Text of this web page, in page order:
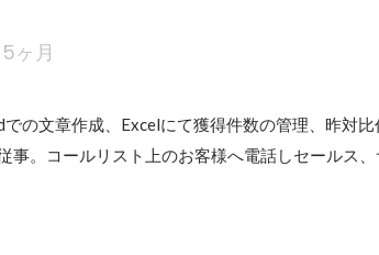
5ヶ月
の文章作成、Excelにて獲得件数の管理、昨対比
事。コールリスト上のお客様へ電話しセールス